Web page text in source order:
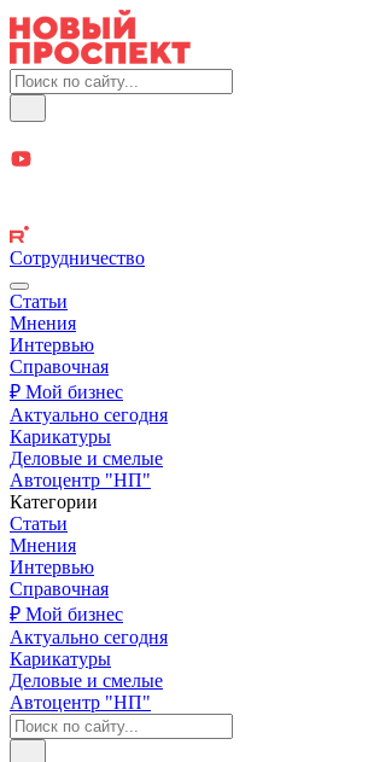
Сотрудничество
Статьи
Мнения
Интервью
Справочная
₽ Мой бизнес
Актуально сегодня
Карикатуры
Деловые и смелые
Автоцентр "НП"
Категории
Статьи
Мнения
Интервью
Справочная
₽ Мой бизнес
Актуально сегодня
Карикатуры
Деловые и смелые
Автоцентр "НП"